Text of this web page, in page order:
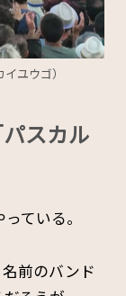
ユウゴ）
スカル
ている。
前のバンド